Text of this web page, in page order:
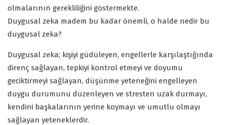
olmalarının gerekliliğini göstermekte.
Duygusal zeka madem bu kadar önemli, o halde nedir bu
duygusal zeka?
Duygusal zeka; kişiyi güdüleyen, engellerle karşılaştığında
direnç sağlayan, tepkiyi kontrol etmeyi ve doyumu
geciktirmeyi sağlayan, düşünme yeteneğini engelleyen
duygu durumunu düzenleyen ve stresten uzak durmayı,
kendini başkalarının yerine koymayı ve umutlu olmayı
sağlayan yeteneklerdir.